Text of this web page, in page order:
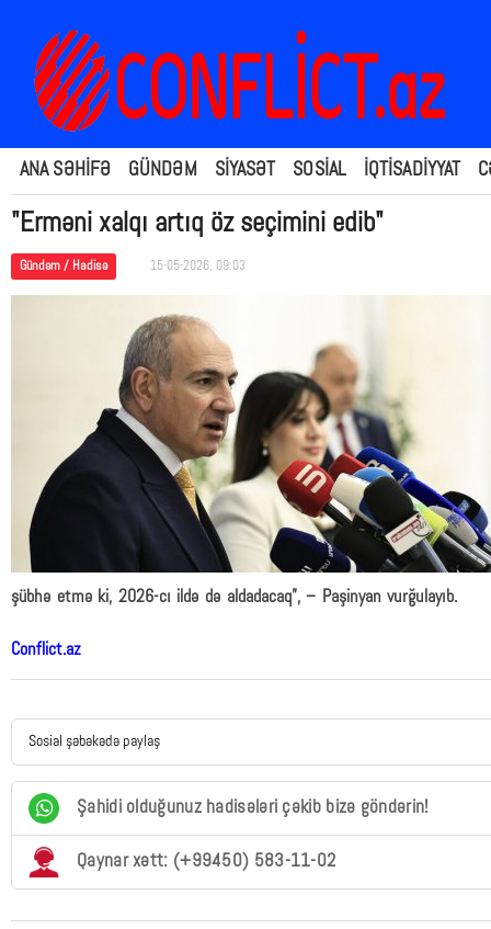
ANA SƏHİFƏ GÜNDƏM SİYASƏT SOSİAL İQTİSADİYYAT
"Erməni xalqı artıq öz seçimini edib"
Gündəm / Hadisə 15-05-2026, 09:03
şübhə etmə ki, 2026-cı ildə də aldadacaq”, – Paşinyan vurğulayıb.
Conflict.az
Sosial şəbəkədə paylaş
Şahidi olduğunuz hadisələri çəkib bizə göndərin!
Qaynar xətt: (+99450) 583-11-02